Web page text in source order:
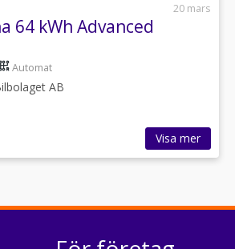
20 mars
64 kWh Advanced
Automat
AB
Visa mer